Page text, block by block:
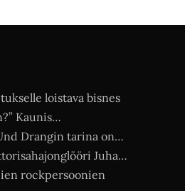
loistava bisnes
Kaunis…
Drangin tarina on…
Juha…
rockpersoonien